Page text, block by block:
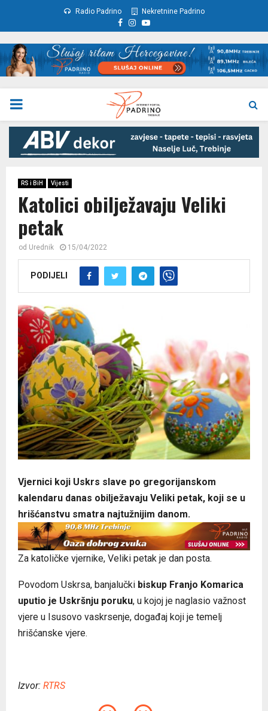
Radio Padrino Nekretnine Padrino
Facebook
Instagram
Youtube
PRIMARY
MENU
RS i BiH Vijesti
Katolici obilježavaju Veliki
petak
od Urednik 15/04/2022
PODIJELI
Vjernici koji Uskrs slave po gregorijanskom
kalendaru danas obilježavaju Veliki petak, koji se u
hrišćanstvu smatra najtužnijim danom.
Za katoličke vjernike, Veliki petak je dan posta.
Povodom Uskrsa, banjalučki biskup Franjo Komarica
uputio je Uskršnju poruku, u kojoj je naglasio važnost
vjere u Isusovo vaskrsenje, događaj koji je temelj
hrišćanske vjere.
Izvor: RTRS